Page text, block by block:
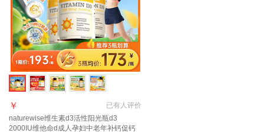
已有人评价
￥
naturewise维生素d3活性阳光瓶d3
2000IU维他命d成人孕妇中老年补钙促钙